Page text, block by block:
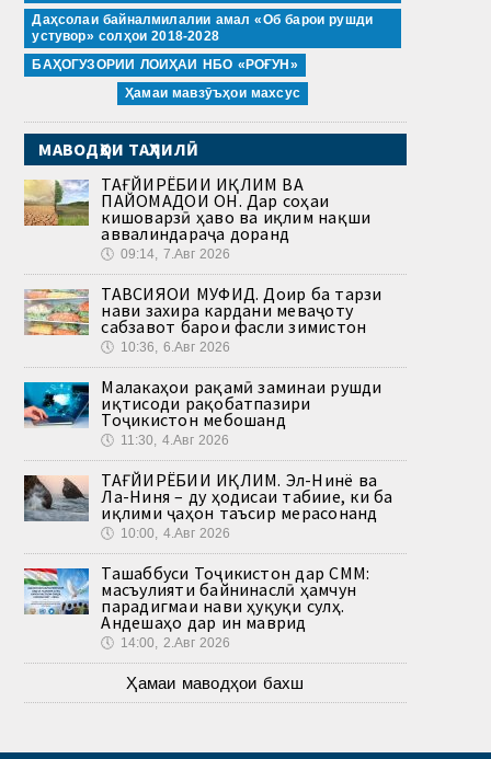
Даҳсолаи байналмилалии амал «Об барои рушди
устувор» солҳои 2018-2028
БАҲОГУЗОРИИ ЛОИҲАИ НБО «РОҒУН»
Ҳамаи мавзӯъҳои махсус
МАВОДҲОИ ТАҲЛИЛӢ
ТАҒЙИРЁБИИ ИҚЛИМ ВА
ПАЙОМАДҲОИ ОН. Дар соҳаи
кишоварзӣ ҳаво ва иқлим нақши
аввалиндараҷа доранд
🕔 09:14, 7.Авг 2026
ТАВСИЯҲОИ МУФИД. Доир ба тарзи
нави захира кардани меваҷоту
сабзавот барои фасли зимистон
🕔 10:36, 6.Авг 2026
Малакаҳои рақамӣ заминаи рушди
иқтисоди рақобатпазири
Тоҷикистон мебошанд
🕔 11:30, 4.Авг 2026
ТАҒЙИРЁБИИ ИҚЛИМ. Эл-Нинё ва
Ла-Ниня – ду ҳодисаи табиие, ки ба
иқлими ҷаҳон таъсир мерасонанд
🕔 10:00, 4.Авг 2026
Ташаббуси Тоҷикистон дар СММ:
масъулияти байнинаслӣ ҳамчун
парадигмаи нави ҳуқуқи сулҳ.
Андешаҳо дар ин маврид
🕔 14:00, 2.Авг 2026
Ҳамаи маводҳои бахш